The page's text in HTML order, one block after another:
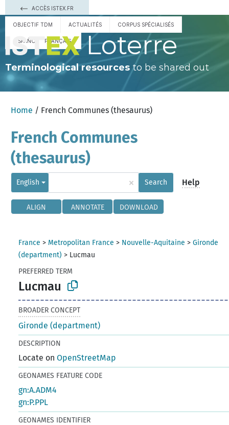
ACCÈS ISTEX.FR
OBJECTIF TDM ACTUALITÉS CORPUS SPÉCIALISÉS
ESPAÑOL FRANÇAIS Loterre
Terminological resourcesto be shared out
Home / French Communes (thesaurus)
French Communes
(thesaurus)
English × Search Help
ALIGN ANNOTATE DOWNLOAD
France > Metropolitan France > Nouvelle-Aquitaine >Gironde
(department) > Lucmau
PREFERRED TERM
Lucmau
BROADER CONCEPT
Gironde (department)
DESCRIPTION
Locate onOpenStreetMap
GEONAMES FEATURE CODE
gn:A.ADM4
gn:P.PPL
GEONAMES IDENTIFIER